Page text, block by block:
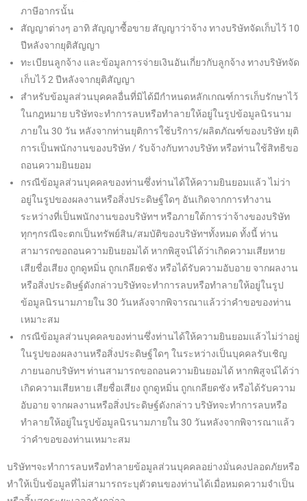
ภาษีอากรนั้น
สัญญาต่างๆ อาทิ สัญญาซื้อขาย สัญญาว่าจ้าง ทางบริษัทจัดเก็บไว้ 10
ปีหลังจากยุติสัญญา
ทะเบียนลูกจ้าง และข้อมูลการจ่ายเงินอันเกี่ยวกับลูกจ้าง ทางบริษัทจัด
เก็บไว้ 2 ปีหลังจากยุติสัญญา
สำหรับข้อมูลส่วนบุคคลอื่นที่มิได้มีกำหนดหลักเกณฑ์การเก็บรักษาไว้
ในกฎหมาย บริษัทจะทำการลบหรือทำลายให้อยู่ในรูปข้อมูลนิรนาม
ภายใน 30 วัน หลังจากท่านยุติการใช้บริการ/ผลิตภัณฑ์ของบริษัท ยุติ
การเป็นพนักงานของบริษัท / รับจ้างกับทางบริษัท หรือท่านใช้สิทธิขอ
ถอนความยินยอม
กรณีข้อมูลส่วนบุคคลของท่านซึ่งท่านได้ให้ความยินยอมแล้ว ไม่ว่า
อยู่ในรูปของผลงานหรือสิ่งประดิษฐ์ใดๆ อันเกิดจากการทำงาน
ระหว่างที่เป็นพนักงานของบริษัทฯ หรือภายใต้การว่าจ้างของบริษัท
ทุกๆกรณีจะตกเป็นทรัพย์สิน/สมบัติของบริษัทฯทั้งหมด ทั้งนี้ ท่าน
สามารถขอถอนความยินยอมได้ หากพิสูจน์ได้ว่าเกิดความเสียหาย
เสียชื่อเสียง ถูกดูหมิ่น ถูกเกลียดชัง หรือได้รับความอับอาย จากผลงาน
หรือสิ่งประดิษฐ์ดังกล่าวบริษัทจะทำการลบหรือทำลายให้อยู่ในรูป
ข้อมูลนิรนามภายใน 30 วันหลังจากพิจารณาแล้วว่าคำขอของท่าน
เหมาะสม
กรณีข้อมูลส่วนบุคคลของท่านซึ่งท่านได้ให้ความยินยอมแล้วไม่ว่าอยู่
ในรูปของผลงานหรือสิ่งประดิษฐ์ใดๆ ในระหว่างเป็นบุคคลรับเชิญ
ภายนอกบริษัทฯ ท่านสามารถขอถอนความยินยอมได้ หากพิสูจน์ได้ว่า
เกิดความเสียหาย เสียชื่อเสียง ถูกดูหมิ่น ถูกเกลียดชัง หรือได้รับความ
อับอาย จากผลงานหรือสิ่งประดิษฐ์ดังกล่าว บริษัทจะทำการลบหรือ
ทำลายให้อยู่ในรูปข้อมูลนิรนามภายใน 30 วันหลังจากพิจารณาแล้ว
ว่าคำขอของท่านเหมาะสม
บริษัทฯจะทำการลบหรือทำลายข้อมูลส่วนบุคคลอย่างมั่นคงปลอดภัยหรือ
ทำให้เป็นข้อมูลที่ไม่สามารถระบุตัวตนของท่านได้เมื่อหมดความจำเป็น